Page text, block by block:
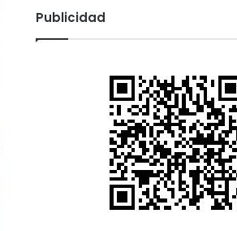
Publicidad